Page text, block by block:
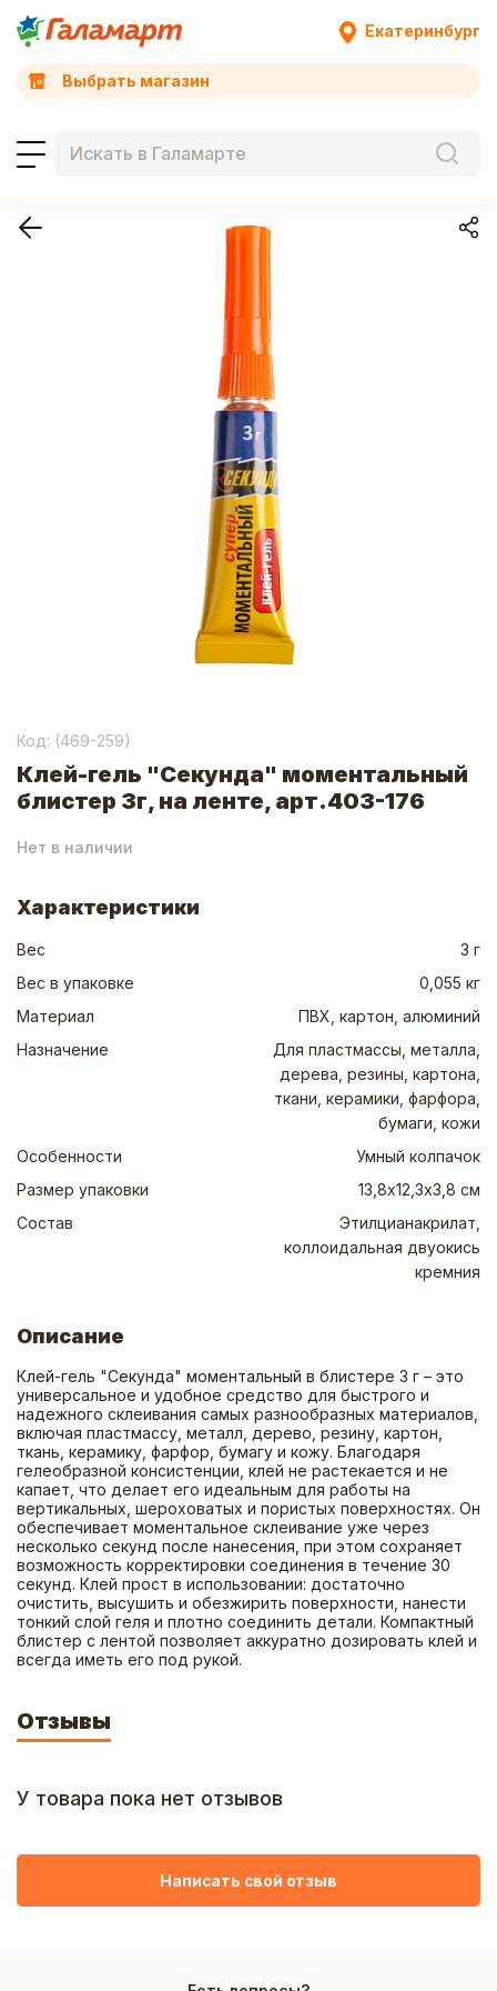
Екатеринбург
Выбрать магазин
Код: (469-259)
Клей-гель "Секунда" моментальный
блистер 3г, на ленте, арт.403-176
Нет в наличии
Характеристики
Вес
3 г
Вес в упаковке
0,055 кг
Материал
ПВХ, картон, алюминий
Назначение
Для пластмассы, металла,
дерева, резины, картона,
ткани, керамики, фарфора,
бумаги, кожи
Особенности
Умный колпачок
Размер упаковки
13,8х12,3х3,8 см
Состав
Этилцианакрилат,
коллоидальная двуокись
кремния
Описание
Клей-гель "Секунда" моментальный в блистере 3 г – это
универсальное и удобное средство для быстрого и
надежного склеивания самых разнообразных материалов,
включая пластмассу, металл, дерево, резину, картон,
ткань, керамику, фарфор, бумагу и кожу. Благодаря
гелеобразной консистенции, клей не растекается и не
капает, что делает его идеальным для работы на
вертикальных, шероховатых и пористых поверхностях. Он
обеспечивает моментальное склеивание уже через
несколько секунд после нанесения, при этом сохраняет
возможность корректировки соединения в течение 30
секунд. Клей прост в использовании: достаточно
очистить, высушить и обезжирить поверхности, нанести
тонкий слой геля и плотно соединить детали. Компактный
блистер с лентой позволяет аккуратно дозировать клей и
всегда иметь его под рукой.
Отзывы
У товара пока нет отзывов
Написать свой отзыв